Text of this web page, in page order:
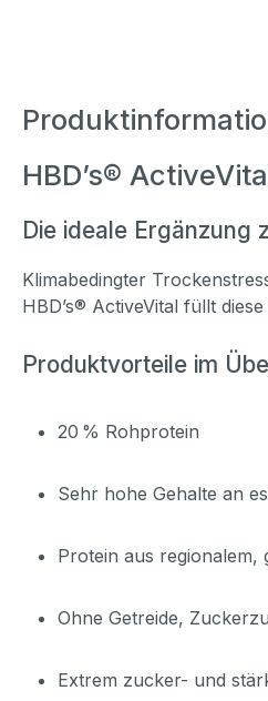
HBD’s®
Die ideale Ergänzung
Klimabedingter
HBD’s® ActiveVital füllt
Produktvorteile im
20 % Rohprotein
Sehr hohe Gehalte an
Protein aus regionalem,
Ohne Getreide,
Extrem zucker- und